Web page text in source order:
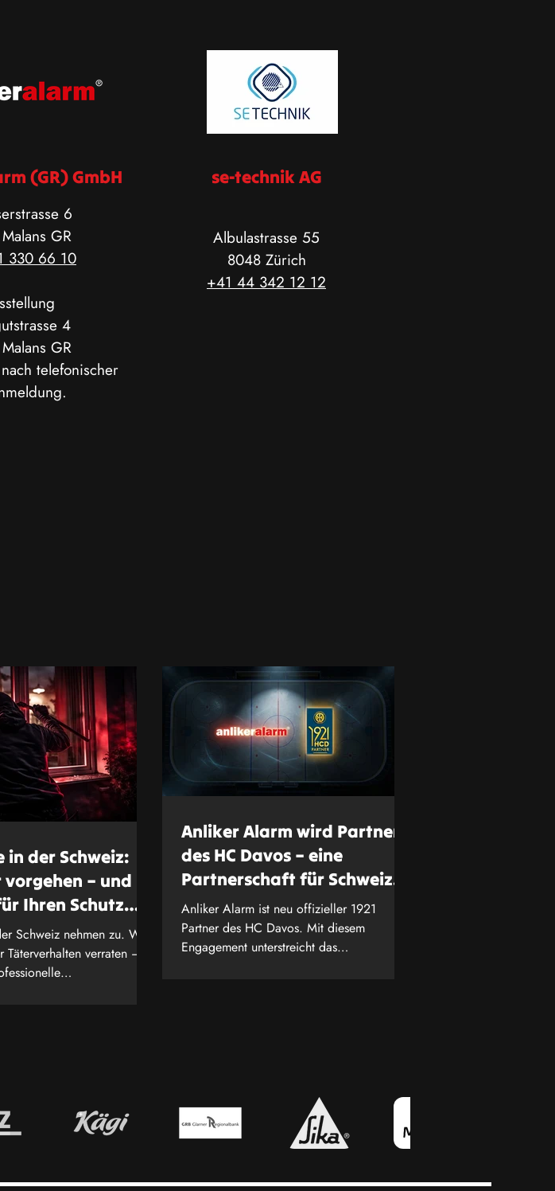
(GR) GmbH
6
GR
330 66 10
4
GR
telefonischer
se-technik AG
Albulastrasse 55
8048 Zürich
+41 44 342 12 12
in der Schweiz:
vorgehen – und
Ihren Schutz
Schweiz nehmen zu. Was
Täterverhalten verraten –
Anliker Alarm wird Partner
des HC Davos – eine
Partnerschaft für Schweizer
Spitzenleistungen
Anliker Alarm ist neu offizieller 1921
Partner des HC Davos. Mit diesem
Engagement unterstreicht das